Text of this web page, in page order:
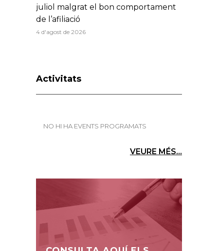
juliol malgrat el bon comportament
de l’afiliació
4 d'agost de 2026
Activitats
NO HI HA EVENTS PROGRAMATS
VEURE MÉS...